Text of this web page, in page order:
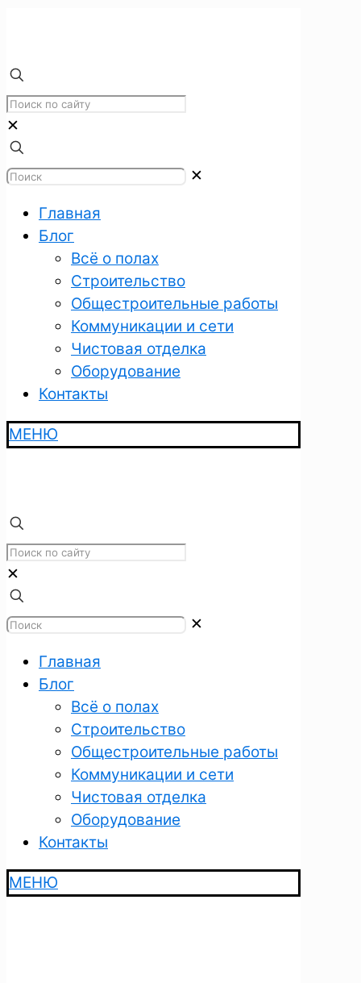
✕
✕
Главная
Блог
Всё о полах
Строительство
Общестроительные работы
Коммуникации и сети
Чистовая отделка
Оборудование
Контакты
МЕНЮ
✕
✕
Главная
Блог
Всё о полах
Строительство
Общестроительные работы
Коммуникации и сети
Чистовая отделка
Оборудование
Контакты
МЕНЮ